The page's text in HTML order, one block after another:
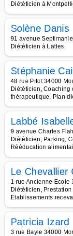
Diététicien à
Solène Danis
91 avenue
Diététicien à Lattes
Stéphanie
48 rue Pitot 34000
Diététicien, Coaching
thérapeutique, Plan
Labbé
9 avenue Charles
Diététicien, Parking,
Rééducation
Le Chevallier
1 rue Ancienne Ecole
Diététicien,
Etablissements
Patricia Izard
3 rue Bayle 34000